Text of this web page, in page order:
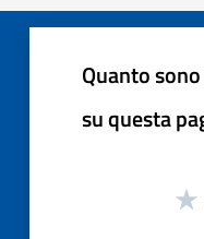
Quanto
su questa